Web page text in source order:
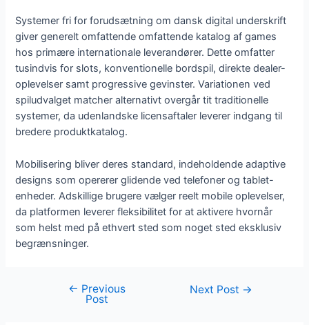
Systemer fri for forudsætning om dansk digital underskrift
giver generelt omfattende omfattende katalog af games
hos primære internationale leverandører. Dette omfatter
tusindvis for slots, konventionelle bordspil, direkte dealer-
oplevelser samt progressive gevinster. Variationen ved
spiludvalget matcher alternativt overgår tit traditionelle
systemer, da udenlandske licensaftaler leverer indgang til
bredere produktkatalog.
Mobilisering bliver deres standard, indeholdende adaptive
designs som opererer glidende ved telefoner og tablet-
enheder. Adskillige brugere vælger reelt mobile oplevelser,
da platformen leverer fleksibilitet for at aktivere hvornår
som helst med på ethvert sted som noget sted eksklusiv
begrænsninger.
← Previous
Post
Next Post →